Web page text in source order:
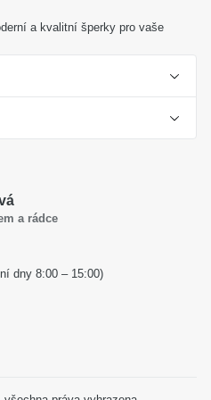
a elegantním
nikdy neztratí svůj zářivý
a kvalitní šperky pro vaše
trend
od smlouvy
a rádce
dny 8:00 – 15:00)